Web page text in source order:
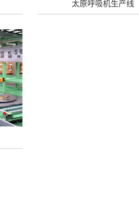
太原呼吸机生产线